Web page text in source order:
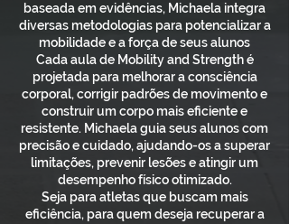
baseada em evidências, Michaela integra
diversas metodologias para potencializar a
mobilidade e a força de seus alunos
Cada aula de Mobility and Strength é
projetada para melhorar a consciência
corporal, corrigir padrões de movimento e
construir um corpo mais eficiente e
resistente. Michaela guia seus alunos com
precisão e cuidado, ajudando-os a superar
limitações, prevenir lesões e atingir um
desempenho físico otimizado.
Seja para atletas que buscam mais
eficiência, para quem deseja recuperar a